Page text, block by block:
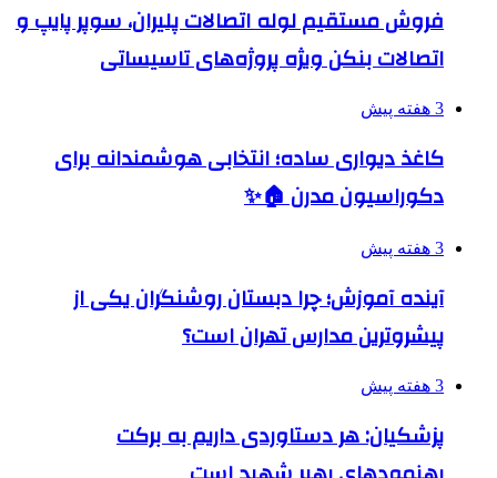
فروش مستقیم لوله اتصالات پلیران، سوپر پایپ و
اتصالات بنکن ویژه پروژه‌های تاسیساتی
3 هفته پیش
کاغذ دیواری ساده؛ انتخابی هوشمندانه برای
دکوراسیون مدرن 🏠✨
3 هفته پیش
آینده آموزش؛ چرا دبستان روشنگران یکی از
پیشروترین مدارس تهران است؟
3 هفته پیش
پزشکیان: هر دستاوردی داریم به برکت